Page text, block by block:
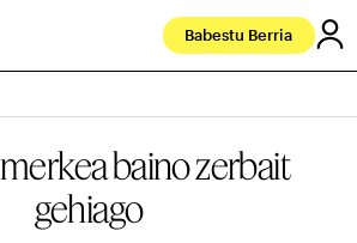
Babestu Berria
baino zerbait
gehiago